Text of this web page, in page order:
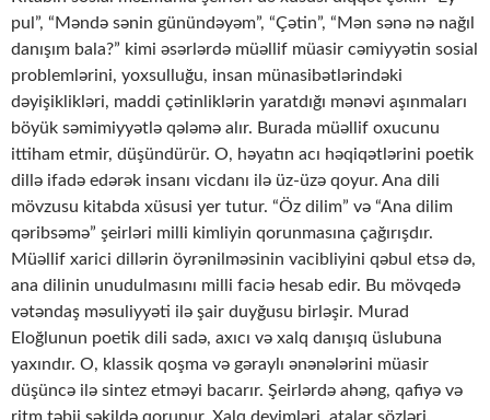
pul”, “Məndə sənin günündəyəm”, “Çətin”, “Mən sənə nə nağıl
danışım bala?” kimi əsərlərdə müəllif müasir cəmiyyətin sosial
problemlərini, yoxsulluğu, insan münasibətlərindəki
dəyişiklikləri, maddi çətinliklərin yaratdığı mənəvi aşınmaları
böyük səmimiyyətlə qələmə alır. Burada müəllif oxucunu
ittiham etmir, düşündürür. O, həyatın acı həqiqətlərini poetik
dillə ifadə edərək insanı vicdanı ilə üz-üzə qoyur. Ana dili
mövzusu kitabda xüsusi yer tutur. “Öz dilim” və “Ana dilim
qəribsəmə” şeirləri milli kimliyin qorunmasına çağırışdır.
Müəllif xarici dillərin öyrənilməsinin vacibliyini qəbul etsə də,
ana dilinin unudulmasını milli faciə hesab edir. Bu mövqedə
vətəndaş məsuliyyəti ilə şair duyğusu birləşir. Murad
Eloğlunun poetik dili sadə, axıcı və xalq danışıq üslubuna
yaxındır. O, klassik qoşma və gəraylı ənənələrini müasir
düşüncə ilə sintez etməyi bacarır. Şeirlərdə ahəng, qafiyə və